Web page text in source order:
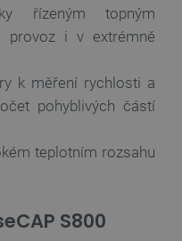
řízeným topným
provoz i v extrémně
k měření rychlosti a
pohyblivých částí
teplotním rozsahu
S800